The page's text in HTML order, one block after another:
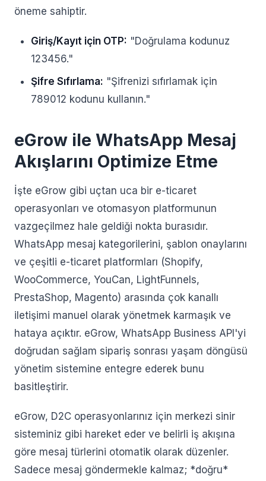
öneme sahiptir.
Giriş/Kayıt için OTP: "Doğrulama kodunuz
123456."
Şifre Sıfırlama: "Şifrenizi sıfırlamak için
789012 kodunu kullanın."
eGrow ile WhatsApp Mesaj
Akışlarını Optimize Etme
İşte eGrow gibi uçtan uca bir e-ticaret
operasyonları ve otomasyon platformunun
vazgeçilmez hale geldiği nokta burasıdır.
WhatsApp mesaj kategorilerini, şablon onaylarını
ve çeşitli e-ticaret platformları (Shopify,
WooCommerce, YouCan, LightFunnels,
PrestaShop, Magento) arasında çok kanallı
iletişimi manuel olarak yönetmek karmaşık ve
hataya açıktır. eGrow, WhatsApp Business API'yi
doğrudan sağlam sipariş sonrası yaşam döngüsü
yönetim sistemine entegre ederek bunu
basitleştirir.
eGrow, D2C operasyonlarınız için merkezi sinir
sisteminiz gibi hareket eder ve belirli iş akışına
göre mesaj türlerini otomatik olarak düzenler.
Sadece mesaj göndermekle kalmaz; *doğru*